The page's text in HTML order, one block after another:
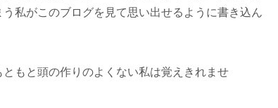
私がこのブログを見て思い出せるように書き込ん
もと頭の作りのよくない私は覚えきれませ